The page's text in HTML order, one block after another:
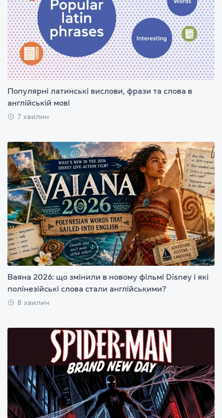
Популярні латинські вислови, фрази та слова в
англійській мові
7 хвилин
Ваяна 2026: що змінили в новому фільмі Disney і які
полінезійські слова стали англійськими?
8 хвилин